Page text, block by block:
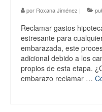
por Roxana Jiménez |
Reclamar gastos
estresante para
embarazada, este
adicional debido a los
propios de esta etapa.
embarazo reclamar …